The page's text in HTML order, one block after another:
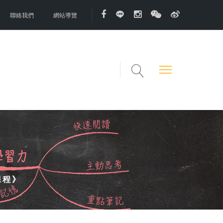
聯絡我們 網站導覽
》